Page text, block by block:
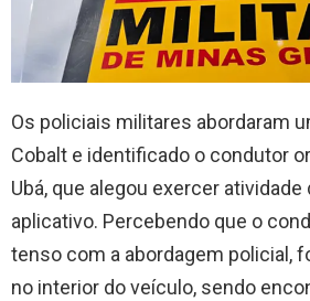
Os policiais militares abordaram
Cobalt e identificado o condutor
Ubá, que alegou exercer
aplicativo. Percebendo que o
tenso com a abordagem policial,
no interior do veículo, sendo